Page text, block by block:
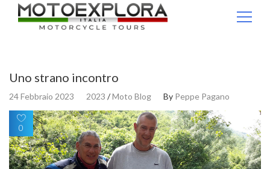
Uno strano incontro
24 Febbraio 2023 2023 /Moto Blog By Peppe Pagano
0